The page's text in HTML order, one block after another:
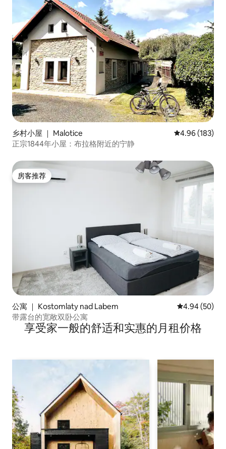
乡村小屋 ｜ Malotice 平均评分 4.96
4.96 (183)
正宗1844年小屋：布拉格附近的宁静
房客推荐
房客推荐
公寓 ｜ Kostomlaty nad Labem 平均评分 4.94
4.94 (50)
带露台的宽敞双卧公寓
享受家一般的舒适和实惠的月租价格